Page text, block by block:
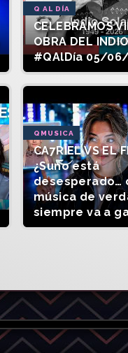
Q AL DÍA
CELEBRAMOS
OBRA DEL
#QAlDía 05/
QMUSICA
CA7RIEL VS EL
¿Suno está
desesperado…
música de
siempre va a